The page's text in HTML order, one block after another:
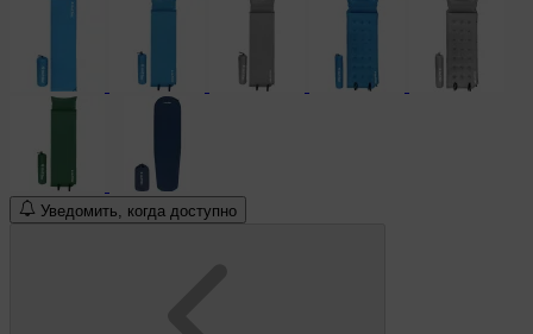
Уведомить, когда доступно